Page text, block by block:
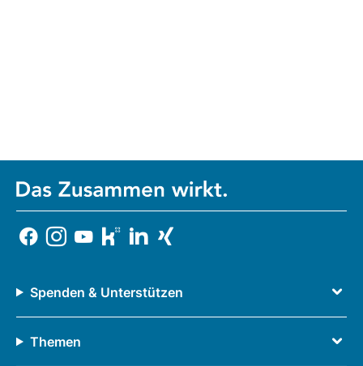
Spenden & Unterstützen
Themen